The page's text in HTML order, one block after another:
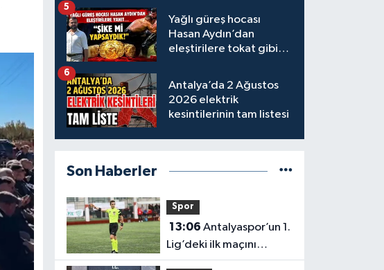
Yağlı güreş hocası
Hasan Aydın’dan
eleştirilere tokat gibi
5
Antalya’da 2 Ağustos
2026 elektrik
kesintilerinin tam listesi
6
Son Haberler
Spor
13:06
Lig’deki ilk maçını
yönetecek hakem belli